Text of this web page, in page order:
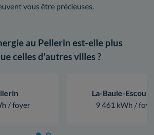
vous être précieuses.
au Pellerin est-elle plus
celles d'autres villes ?
/ foyer
La-Baule-
9 461 kWh /